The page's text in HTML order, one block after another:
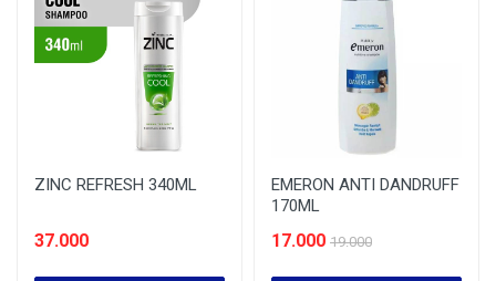
ZINC REFRESH 340ML
37.000
EMERON ANTI DANDRUFF
170ML
17.000 19.000